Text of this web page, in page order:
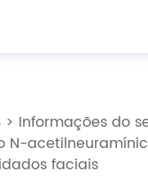
> Informações do
N-
faciais